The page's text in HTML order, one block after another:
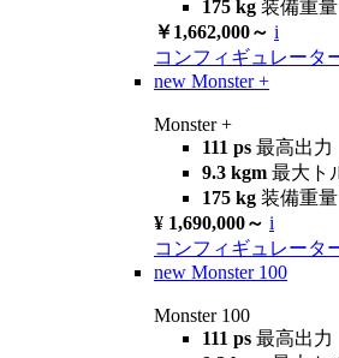
175 kg 装備重量
￥1,662,000～ i
コンフィギュレータ
new Monster +
Monster +
111 ps 最高出力
9.3 kgm 最大ト
175 kg 装備重量
¥ 1,690,000～ i
コンフィギュレータ
new Monster 100
Monster 100
111 ps 最高出力